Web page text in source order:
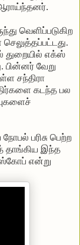
.
வெளிப்படுகிற
செலுத்தப்பட்டது.
துறையில் எக்ஸ்
. பின்னர் வேறு
சந்திரா
கடந்த பல
நோபல் பரிசு பெற்ற
தாங்கிய இந்த
என்று